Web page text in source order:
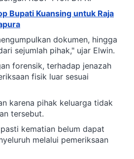
Bupati Kuansing untuk Raja
dokumen, hingga
sejumlah pihak," ujar Elwin.
forensik, terhadap jenazah
fisik luar sesuai
karena pihak keluarga tidak
tersebut.
kematian belum dapat
melalui pemeriksaan